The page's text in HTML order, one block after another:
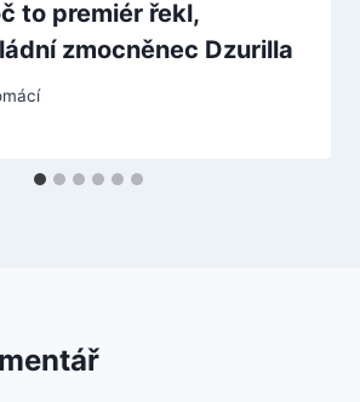
to premiér řekl,
zmocněnec Dzurilla